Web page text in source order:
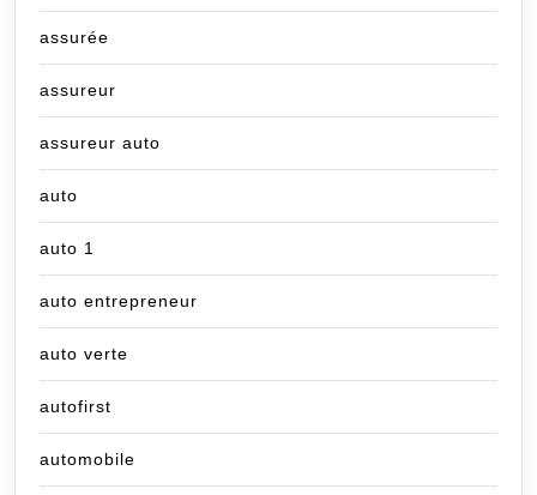
assurée
assureur
assureur auto
auto
auto 1
auto entrepreneur
auto verte
autofirst
automobile